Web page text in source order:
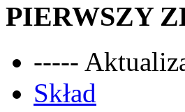
PIERWSZY
-----
Skład